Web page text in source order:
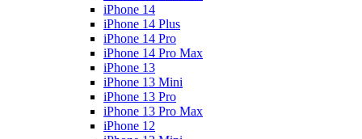
iPhone 14
iPhone 14 Plus
iPhone 14 Pro
iPhone 14 Pro Max
iPhone 13
iPhone 13 Mini
iPhone 13 Pro
iPhone 13 Pro Max
iPhone 12